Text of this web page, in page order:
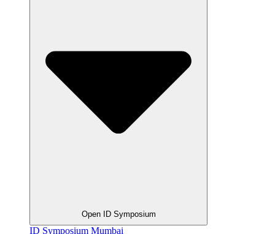
Open ID Symposium
ID Symposium Mumbai